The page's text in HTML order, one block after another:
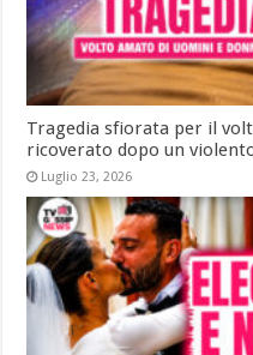
Tragedia sfiorata per il
ricoverato dopo un
Luglio 23, 2026